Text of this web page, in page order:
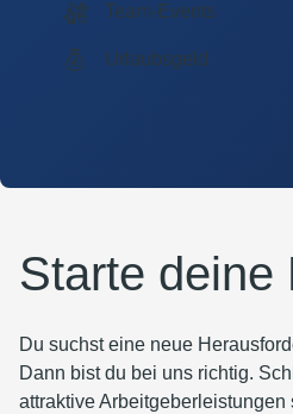
Team-Events
Urlaubsgeld
Starte deine
Du suchst eine neue
Dann bist du bei uns richtig.
attraktive